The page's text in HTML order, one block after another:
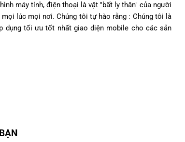
máy tính, điện thoại là vật "bất ly thân" của người
lúc mọi nơi. Chúng tôi tự hào rằng : Chúng tôi là
dụng tối ưu tốt nhất giao diện mobile cho các sản